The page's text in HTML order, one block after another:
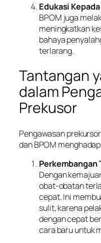
Edukasi
BPOM juga
meningkatkan
bahaya
terlarang.
Tantangan
dalam
Prekusor
Pengawasan
dan BPOM
Perkembangan
Dengan
obat-obatan
cepat. Ini
sulit, karena
dengan cepat
cara baru untuk